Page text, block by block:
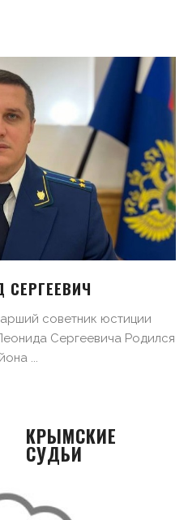
СЕРГЕЕВИЧ
советник юстиции
Сергеевича Родился
...
КРЫМСКИЕ
СУДЬИ